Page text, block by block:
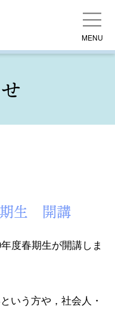
MENU
生 開講
度春期生が開講しま
いう方や，社会人・